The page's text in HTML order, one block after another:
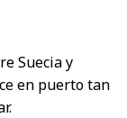
Suecia y
en puerto tan